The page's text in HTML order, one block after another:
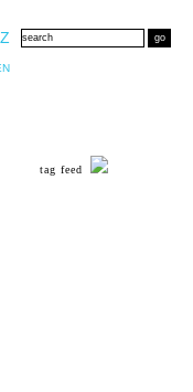
tag feed